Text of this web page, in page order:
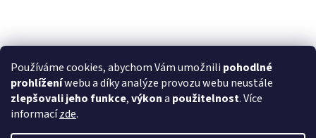
Používáme cookies, abychom Vám umožnili pohodlné
prohlíženíwebu a díky analýze provozu webu neustále
zlepšovali jeho funkce,výkona použitelnost. Více
informacízde.